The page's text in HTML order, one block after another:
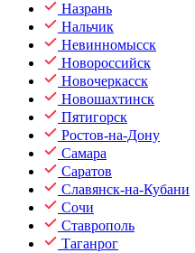
Назрань
Нальчик
Невинномысск
Новороссийск
Новочеркасск
Новошахтинск
Пятигорск
Ростов-на-Дону
Самара
Саратов
Славянск-на-Кубани
Сочи
Ставрополь
Таганрог